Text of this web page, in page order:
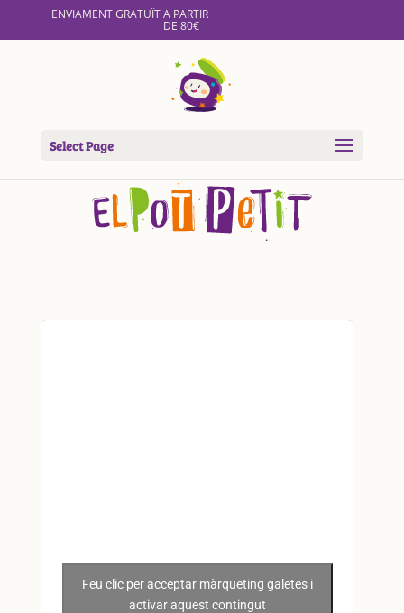
ENVIAMENT GRATUÏT A PARTIR
DE 80€
Select Page
Feu clic per acceptar màrqueting galetes i
activar aquest contingut